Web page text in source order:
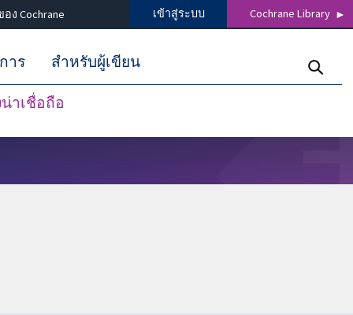
ง Cochrane เข้าสู่ระบบ Cochrane Library
าเชื่อถือ
าร สำหรับผู้เขียน